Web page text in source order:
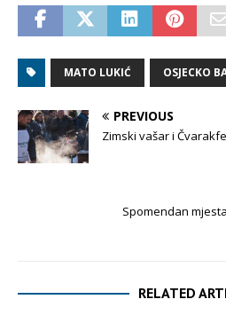
MATO LUKIĆ OSJECKO
PREVIOUS
Zimski vašar i
Spomendan
RELATED